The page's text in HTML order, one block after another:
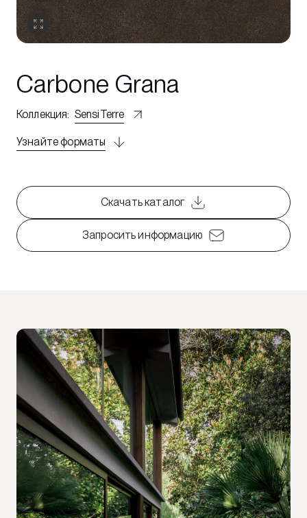
Carbone Grana
Коллекция: SensiTerre
Узнайте форматы
Скачать каталог
Запросить информацию